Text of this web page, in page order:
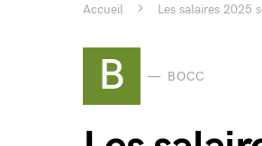
Accueil Les salaires 2025
B BOCC